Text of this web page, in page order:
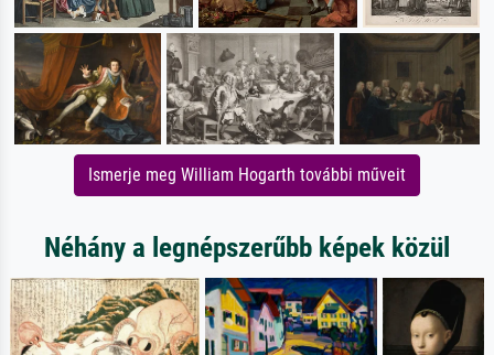
Ismerje meg William Hogarth további műveit
Néhány a legnépszerűbb képek közül